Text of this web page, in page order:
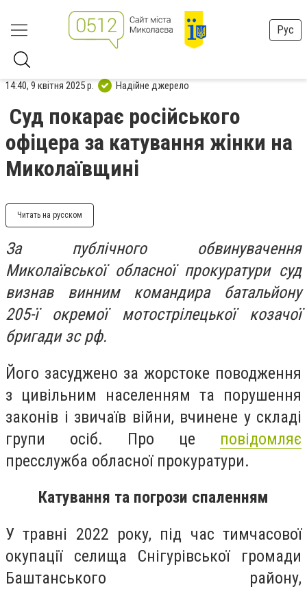
Рус
14:40, 9 квітня 2025 р. Надійне джерело
Суд покарає російського
офіцера за катування жінки на
Миколаївщині
Читать на русском
За публічного обвинувачення
Миколаївської обласної прокуратури суд
визнав винним командира батальйону
205-ї окремої мотострілецької козачої
бригади зс рф.
Його засуджено за жорстоке поводження
з цивільним населенням та порушення
законів і звичаїв війни, вчинене у складі
групи осіб. Про це повідомляє
пресслужба обласної прокуратури.
Катування та погрози спаленням
У травні 2022 року, під час тимчасової
окупації селища Снігурівської громади
Баштанського району,